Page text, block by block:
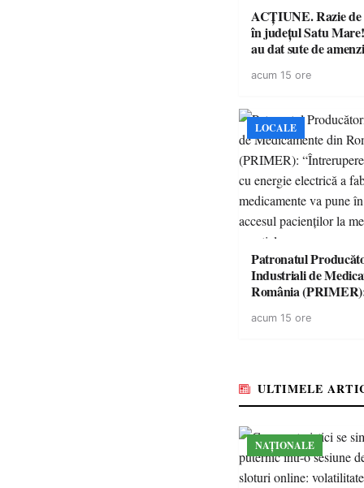
ACȚIUNE. Razie
în județul Satu
au dat sute de
singură zi
acum 15 ore
LOCALE
Patronatul
Industriali de
România
energie electrică a
acum 15 ore
ULTIMELE
NAȚIONALE